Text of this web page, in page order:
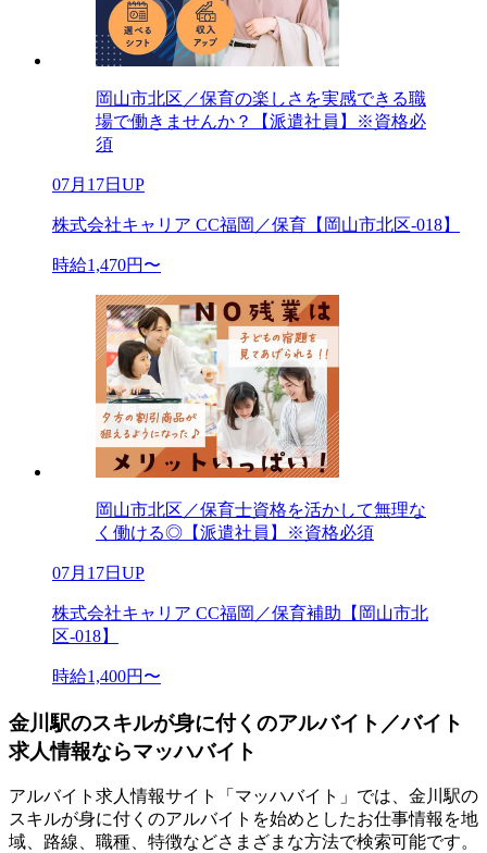
岡山市北区／保育の楽しさを実感できる職
場で働きませんか？【派遣社員】※資格必
須
07月17日UP
株式会社キャリア CC福岡／保育【岡山市北区-018】
時給1,470円〜
岡山市北区／保育士資格を活かして無理な
く働ける◎【派遣社員】※資格必須
07月17日UP
株式会社キャリア CC福岡／保育補助【岡山市北
区-018】
時給1,400円〜
金川駅のスキルが身に付くのアルバイト／バイト
求人情報ならマッハバイト
アルバイト求人情報サイト「マッハバイト」では、金川駅の
スキルが身に付くのアルバイトを始めとしたお仕事情報を地
域、路線、職種、特徴などさまざまな方法で検索可能です。